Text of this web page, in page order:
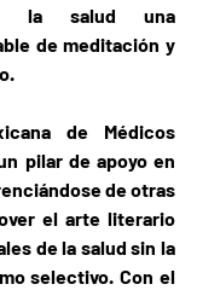
la salud una
de meditación y
de Médicos
pilar de apoyo en
de otras
el arte literario
de la salud sin la
selectivo. Con el